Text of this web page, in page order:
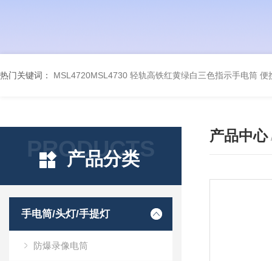
热门关键词： MSL4720MSL4730 轻轨高铁红黄绿白三色指示手电筒 便
PRODUCTS
产品分类
手电筒/头灯/手提灯
防爆录像电筒
产品中心